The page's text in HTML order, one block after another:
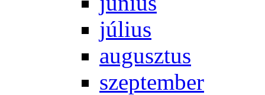
jú­li­us
au­gusz­tus
szep­tem­ber